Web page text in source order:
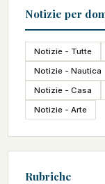
Notizie per
Notizie - Tutte
Notizie - Nautica
Notizie - Casa
Notizie - Arte
Rubriche